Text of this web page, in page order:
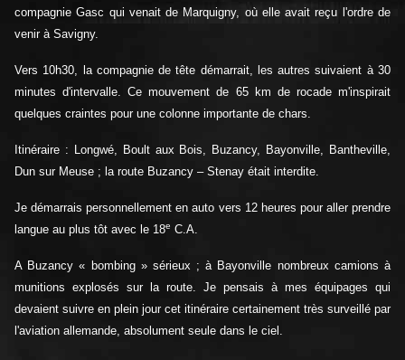
compagnie Gasc qui venait de Marquigny, où elle avait reçu l'ordre de
venir à Savigny.
Vers 10h30, la compagnie de tête démarrait, les autres suivaient à 30
minutes d'intervalle. Ce mouvement de 65 km de rocade m'inspirait
quelques craintes pour une colonne importante de chars.
Itinéraire : Longwé, Boult aux Bois, Buzancy, Bayonville, Bantheville,
Dun sur Meuse ; la route Buzancy – Stenay était interdite.
Je démarrais personnellement en auto vers 12 heures pour aller prendre
langue au plus tôt avec le 18e C.A.
A Buzancy « bombing » sérieux ; à Bayonville nombreux camions à
munitions explosés sur la route. Je pensais à mes équipages qui
devaient suivre en plein jour cet itinéraire certainement très surveillé par
l'aviation allemande, absolument seule dans le ciel.